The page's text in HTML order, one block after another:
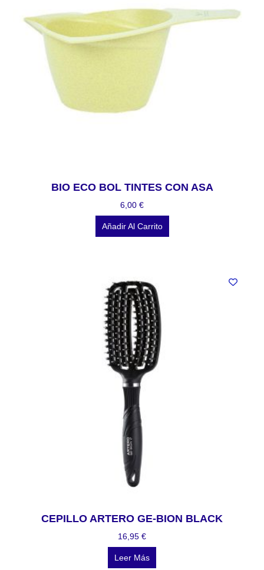
BIO ECO BOL TINTES CON ASA
6,00 €
Añadir Al Carrito
CEPILLO ARTERO GE-BION BLACK
16,95 €
Leer Más